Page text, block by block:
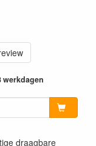
werkdagen
draagbare